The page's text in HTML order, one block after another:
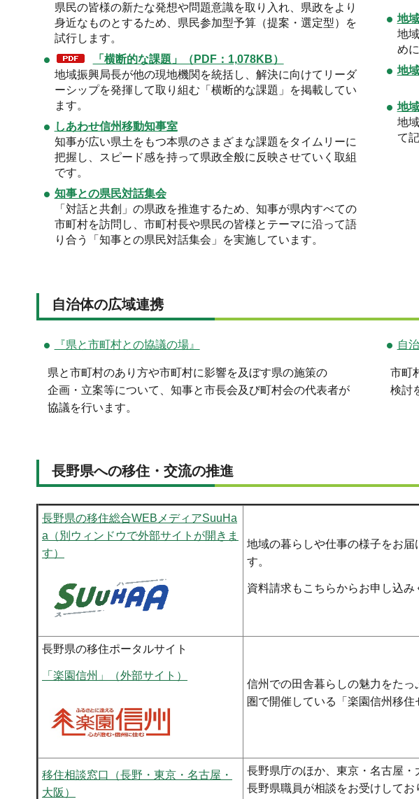
県民の皆様の新たな発想や問題意識を取り入れ、県政をより
身近なものとするため、県民参加型予算（提案・選定型）を
試行します。
「横断的な課題」（PDF：1,078KB）
地域振興局長が他の現地機関を統括し、解決に向けてリーダ
ーシップを発揮して取り組む「横断的な課題」を掲載してい
ます。
しあわせ信州移動知事室
知事が広い県土をもつ本県のさまざまな課題をタイムリーに
把握し、スピード感を持って県政全般に反映させていく取組
です。
知事との県民対話集会
「対話と共創」の県政を推進するため、知事が県内すべての
市町村を訪問し、市町村長や県民の皆様とテーマに沿って語
り合う「知事との県民対話集会」を実施しています。
地
地
め
地
地
地
て
自治体の広域連携
『県と市町村との協議の場』
県と市町村のあり方や市町村に影響を及ぼす県の施策の
企画・立案等について、知事と市長会及び町村会の代表者が
協議を行います。
自
市町
検討
長野県への移住・交流の推進
長野県の移住総合WEBメディアSuuHa
a（別ウィンドウで外部サイトが開きま
す）
地域の暮らしや仕事の様子をお
す。
資料請求もこちらからお申し込み
長野県の移住ポータルサイト
「楽園信州」（外部サイト）
信州での田舎暮らしの魅力をた
圏で開催している「楽園信州移
移住相談窓口（長野・東京・名古屋・
大阪）
長野県庁のほか、東京・名古屋
長野県職員が相談をお受けしてお